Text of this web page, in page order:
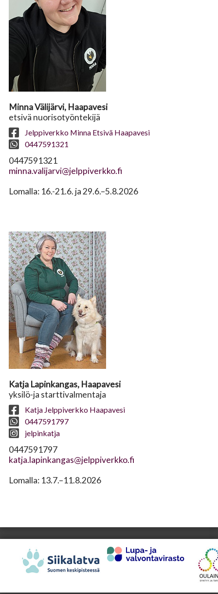
Minna Välijärvi, Haapavesi
etsivä nuorisotyöntekijä
Jelppiverkko Minna Etsivä Haapavesi
0447591321
0447591321
minna.valijarvi@jelppiverkko.fi
Lomalla: 16.-21.6. ja 29.6.–5.8.2026
Katja Lapinkangas, Haapavesi
yksilö-ja starttivalmentaja
Katja Jelppiverkko Haapavesi
0447591797
jelpinkatja
0447591797
katja.lapinkangas@jelppiverkko.fi
Lomalla: 13.7.–11.8.2026